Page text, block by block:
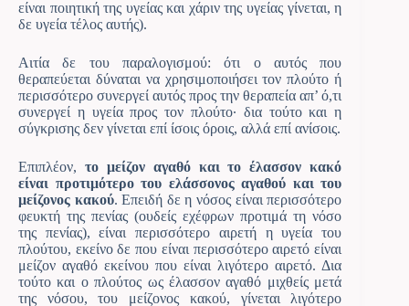
είναι ποιητική της υγείας και χάριν της υγείας γίνεται, η
δε υγεία τέλος αυτής).
Αιτία δε του παραλογισμού: ότι ο αυτός που
θεραπεύεται δύναται να χρησιμοποιήσει τον πλούτο ή
περισσότερο συνεργεί αυτός προς την θεραπεία απ’ ό,τι
συνεργεί η υγεία προς τον πλούτο· δια τούτο και η
σύγκρισης δεν γίνεται επί ίσοις όροις, αλλά επί ανίσοις.
Επιπλέον, το μείζον αγαθό και το έλασσον κακό
είναι προτιμότερο του ελάσσονος αγαθού και του
μείζονος κακού. Επειδή δε η νόσος είναι περισσότερο
φευκτή της πενίας (ουδείς εχέφρων προτιμά τη νόσο
της πενίας), είναι περισσότερο αιρετή η υγεία του
πλούτου, εκείνο δε που είναι περισσότερο αιρετό είναι
μείζον αγαθό εκείνου που είναι λιγότερο αιρετό. Δια
τούτο και ο πλούτος ως έλασσον αγαθό μιχθείς μετά
της νόσου, του μείζονος κακού, γίνεται λιγότερο